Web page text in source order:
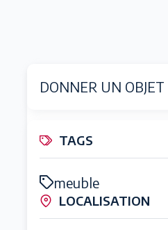
DONNER UN OBJET
TAGS
meuble
LOCALISATION